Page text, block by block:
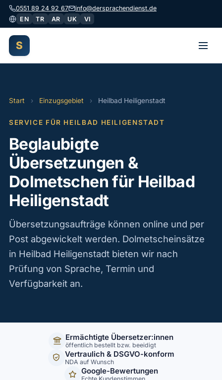
0551 89 24 92 67
info@dersprachendienst.de
EN
TR AR UK VI
S
Start › Einzugsgebiet › Heilbad Heiligenstadt
SERVICE FÜR HEILBAD HEILIGENSTADT
Beglaubigte
Übersetzungen &
Dolmetschen für Heilbad
Heiligenstadt
Übersetzungsaufträge können online und per
Post abgewickelt werden. Dolmetscheinsätze
in Heilbad Heiligenstadt bieten wir nach
Prüfung von Sprache, Termin und
Verfügbarkeit an.
Ermächtigte Übersetzer:innen
öffentlich bestellt bzw. beeidigt
Vertraulich & DSGVO-konform
NDA auf Wunsch
Google-Bewertungen